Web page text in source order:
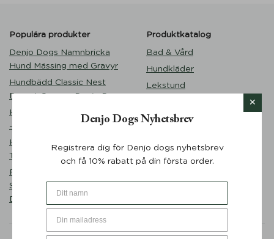
Populära produkter
Denjo Dogs Namnbricka
Hund Mässing med Gravyr
Hundbädd Classic Nest
Desert Green - Denjo Dogs
Hundmatskål Forest Green
- Mateus x Denjo
Hundbädd Teddy Lounge
True Taupe - Denjo Dogs
Retrieverkoppel Torekov
Shimmer Green 210 cm -
Denjo Dogs
Produktkatalog
Bad & Vård
Hundkläder
Lekstund
Promenad
Outlet
Denjo Dogs Nyhetsbrev
Registrera dig för Denjo dogs nyhetsbrev
och få 10% rabatt på din första order.